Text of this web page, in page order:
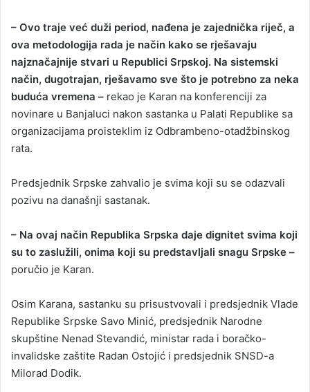
– Ovo traje već duži period, nađena je zajednička riječ, a
ova metodologija rada je način kako se rješavaju
najznačajnije stvari u Republici Srpskoj. Na sistemski
način, dugotrajan, rješavamo sve što je potrebno za neka
buduća vremena – rekao je Karan na konferenciji za
novinare u Banjaluci nakon sastanka u Palati Republike sa
organizacijama proisteklim iz Odbrambeno-otadžbinskog
rata.
Predsjednik Srpske zahvalio je svima koji su se odazvali
pozivu na današnji sastanak.
– Na ovaj način Republika Srpska daje dignitet svima koji
su to zaslužili, onima koji su predstavljali snagu Srpske –
poručio je Karan.
Osim Karana, sastanku su prisustvovali i predsjednik Vlade
Republike Srpske Savo Minić, predsjednik Narodne
skupštine Nenad Stevandić, ministar rada i boračko-
invalidske zaštite Radan Ostojić i predsjednik SNSD-a
Milorad Dodik.